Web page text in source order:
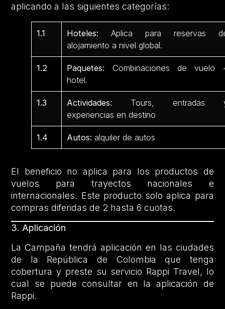
aplicando a las siguientes categorías:
1.1 Hoteles: Aplica para reservas
alojamiento a nivel global.
1.2 Paquetes: Combinaciones de vuelo
hotel.
1.3 Actividades: Tours, entradas
experiencias en destino
1.4 Autos: alquiler de autos
El beneficio no aplica para los productos de
vuelos para trayectos nacionales e
internacionales. Este producto solo aplica para
compras diferidas de 2 hasta 6 cuotas.
3. Aplicación
La Campaña tendrá aplicación en las ciudades
de la República de Colombia que tenga
cobertura y preste su servicio Rappi Travel, lo
cual se puede consultar en la aplicación de
Rappi.